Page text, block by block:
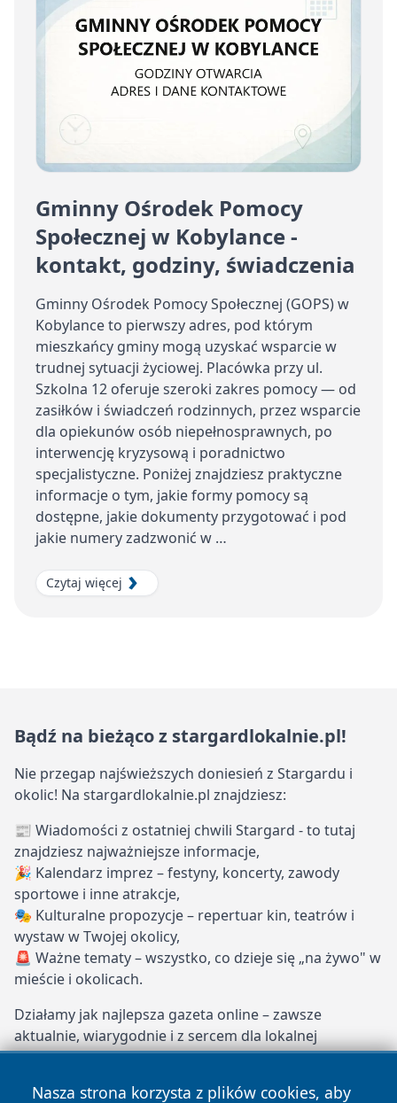
Gminny Ośrodek Pomocy
Społecznej w Kobylance -
kontakt, godziny, świadczenia
Gminny Ośrodek Pomocy Społecznej (GOPS) w
Kobylance to pierwszy adres, pod którym
mieszkańcy gminy mogą uzyskać wsparcie w
trudnej sytuacji życiowej. Placówka przy ul.
Szkolna 12 oferuje szeroki zakres pomocy — od
zasiłków i świadczeń rodzinnych, przez wsparcie
dla opiekunów osób niepełnosprawnych, po
interwencję kryzysową i poradnictwo
specjalistyczne. Poniżej znajdziesz praktyczne
informacje o tym, jakie formy pomocy są
dostępne, jakie dokumenty przygotować i pod
jakie numery zadzwonić w …
Czytaj więcej
Nasza strona korzysta z plików cookies, aby
Bądź na bieżąco z stargardlokalnie.pl!
Nie przegap najświeższych doniesień z Stargardu i
okolic! Na stargardlokalnie.pl znajdziesz:
📰 Wiadomości z ostatniej chwili Stargard - to tutaj
znajdziesz najważniejsze informacje,
🎉 Kalendarz imprez – festyny, koncerty, zawody
sportowe i inne atrakcje,
🎭 Kulturalne propozycje – repertuar kin, teatrów i
wystaw w Twojej okolicy,
🚨 Ważne tematy – wszystko, co dzieje się „na żywo" w
mieście i okolicach.
Działamy jak najlepsza gazeta online – zawsze
aktualnie, wiarygodnie i z sercem dla lokalnej
społeczności. Dołącz do naszych stałych czytelników i